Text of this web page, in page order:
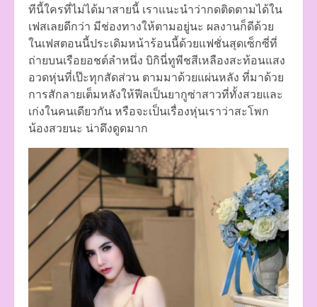
ทีนี้ใครที่ไม่ได้มาสายนี้ เราแนะนำว่ากดติดตามได้ใน
เฟสเลยดีกว่า มีช่องทางให้ตามอยู่นะ ผลงานก็ดีด้วย
ในเฟสตอนนี้ประเดิมหน้าร้อนนี้ด้วยแฟชั่นสุดเซ็กซี่ที่
ถ่ายบนเรือยอชต์ลำหนึ่ง บิกินี่ทูพีชสีเหลืองสะท้อนแสง
อวดหุ่นที่เป๊ะทุกสัดส่วน ตามมาด้วยแผ่นหลัง ที่มาด้วย
การสักลายเต็มหลังให้ฟีลเป็นยากูซ่าสาวที่ทั้งสวยและ
เก่งในคนเดียวกัน หรือจะเป็นเรื่องหุ่นเราว่าสะโพก
น้องสวยนะ น่าดึงดูดมาก